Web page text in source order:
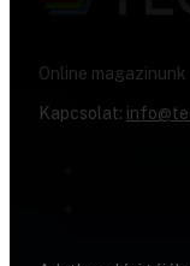
Online
Kapcsolat: